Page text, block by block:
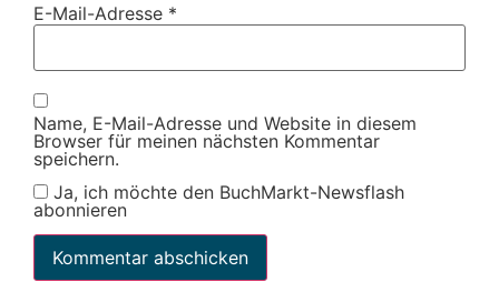
E-Mail-Adresse *
Name, E-Mail-Adresse und Website in diesem
Browser für meinen nächsten Kommentar
speichern.
Ja, ich möchte den BuchMarkt-Newsflash
abonnieren